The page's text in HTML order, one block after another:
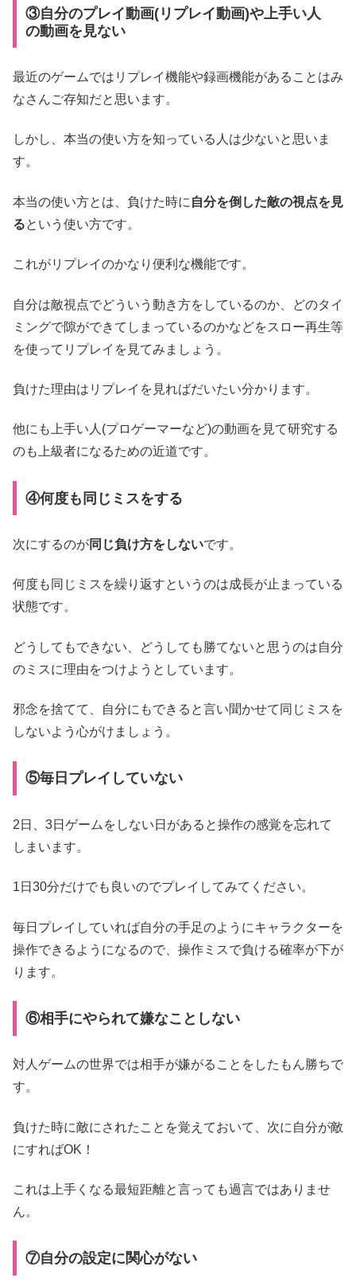
③自分のプレイ動画(リプレイ動画)や上手い人
の動画を見ない
最近のゲームではリプレイ機能や録画機能があることはみ
なさんご存知だと思います。
しかし、本当の使い方を知っている人は少ないと思いま
す。
本当の使い方とは、負けた時に 自分を倒した敵の視点を見
るという使い方です。
これがリプレイのかなり便利な機能です。
自分は敵視点でどういう動き方をしているのか、どのタイ
ミングで隙ができてしまっているのかなどをスロー再生等
を使ってリプレイを見てみましょう。
負けた理由はリプレイを見ればだいたい分かります。
他にも上手い人(プロゲーマーなど)の動画を見て研究する
のも上級者になるための近道です。
④何度も同じミスをする
次にするのが同じ負け方をしないです。
何度も同じミスを繰り返すというのは成長が止まっている
状態です。
どうしてもできない、どうしても勝てないと思うのは自分
のミスに理由をつけようとしています。
邪念を捨てて、自分にもできると言い聞かせて同じミスを
しないよう心がけましょう。
⑤毎日プレイしていない
2日、3日ゲームをしない日があると操作の感覚を忘れて
しまいます。
1日30分だけでも良いのでプレイしてみてください。
毎日プレイしていれば自分の手足のようにキャラクターを
操作できるようになるので、操作ミスで負ける確率が下が
ります。
⑥相手にやられて嫌なことしない
対人ゲームの世界では相手が嫌がることをしたもん勝ちで
す。
負けた時に敵にされたことを覚えておいて、次に自分が敵
にすればOK！
これは上手くなる最短距離と言っても過言ではありませ
ん。
⑦自分の設定に関心がない